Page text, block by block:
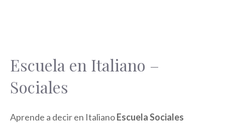
Escuela en Italiano –
Sociales
Aprende a decir en ItalianoEscuela Sociales